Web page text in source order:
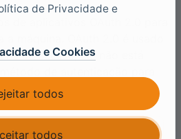
de aplicativos OAuth 2.0 para
de acesso; ele não está
de Privacidade e
e Cookies
todos
todos